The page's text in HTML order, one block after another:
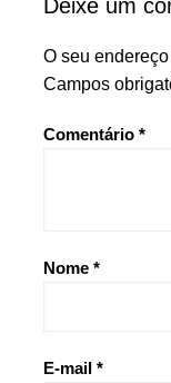
Deixe um
O seu
Campos
Comentário *
Nome *
E-mail *